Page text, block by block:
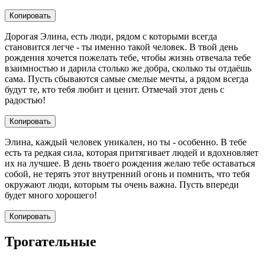
Копировать
Дорогая Элина, есть люди, рядом с которыми всегда
становится легче - ты именно такой человек. В твой день
рождения хочется пожелать тебе, чтобы жизнь отвечала тебе
взаимностью и дарила столько же добра, сколько ты отдаёшь
сама. Пусть сбываются самые смелые мечты, а рядом всегда
будут те, кто тебя любит и ценит. Отмечай этот день с
радостью!
Копировать
Элина, каждый человек уникален, но ты - особенно. В тебе
есть та редкая сила, которая притягивает людей и вдохновляет
их на лучшее. В день твоего рождения желаю тебе оставаться
собой, не терять этот внутренний огонь и помнить, что тебя
окружают люди, которым ты очень важна. Пусть впереди
будет много хорошего!
Копировать
Трогательные